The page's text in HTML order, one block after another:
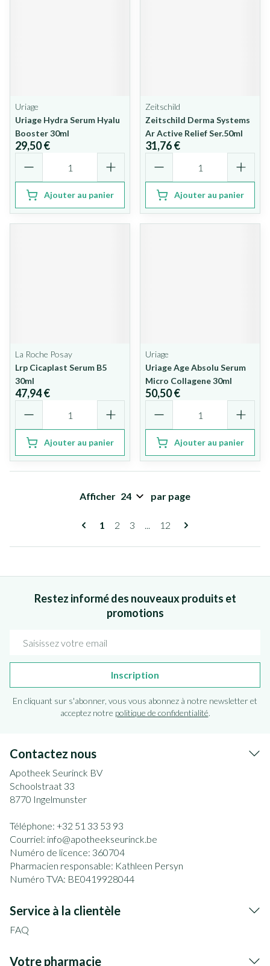
Uriage
Uriage Hydra Serum Hyalu
Booster 30ml
29,50 €
Ajouter au panier
Zeitschild
Zeitschild Derma Systems
Ar Active Relief Ser.50ml
31,76 €
Ajouter au panier
La Roche Posay
Lrp Cicaplast Serum B5
30ml
47,94 €
Ajouter au panier
Uriage
Uriage Age Absolu Serum
Micro Collagene 30ml
50,50 €
Ajouter au panier
Vous lisez actuellement la page
1 Page
2 Page
3 ... Page
12
Afficher par page
Restez informé des nouveaux produits et
promotions
Inscription
En cliquant sur s'abonner, vous vous abonnez à notre newsletter et
acceptez notre politique de confidentialité.
Contactez nous
Apotheek Seurinck BV
Schoolstraat 33
8770 Ingelmunster
Téléphone: +32 51 33 53 93
Courriel: info@apotheekseurinck.be
Numéro de licence: 360704
Pharmacien responsable: Kathleen Persyn
Numéro TVA: BE0419928044
Service à la clientèle
FAQ
Votre pharmacie